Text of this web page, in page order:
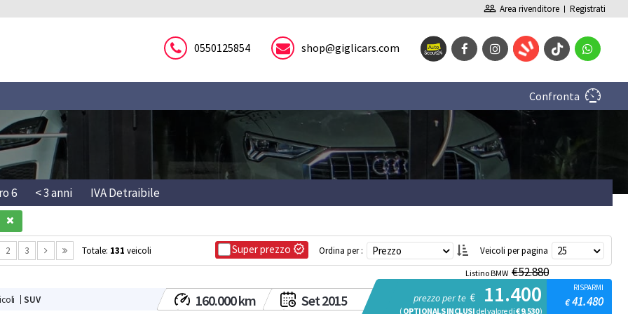
people_outline Area rivenditore Registrati
0550125854 shop@giglicars.com
Confronta
6 < 3 anni IVA Detraibile
2 3 Totale: 131 veicoli Veicoli per pagina 25
Ordina per : Prezzo
SUV 160.000 km Set 2015 prezzo per te € 11.400
( OPTIONALS INCLUSI del valore di€ 9.530)
ListinoBMW €52.880
RISPARMI
€41.480